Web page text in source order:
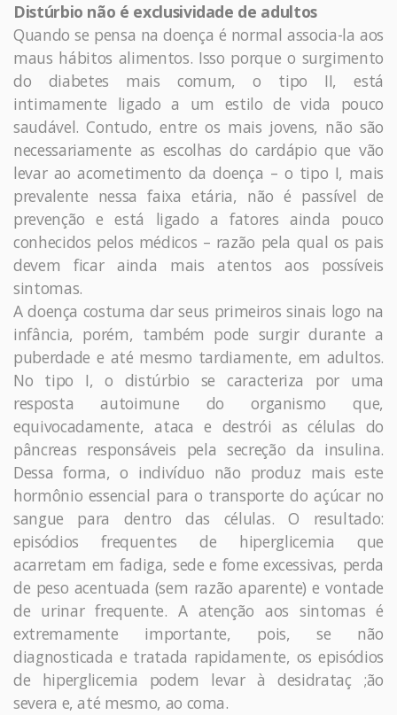
Distúrbio não é exclusividade de adultos
Quando se pensa na doença é normal associa-la aos
maus hábitos alimentos. Isso porque o surgimento
do diabetes mais comum, o tipo II, está
intimamente ligado a um estilo de vida pouco
saudável. Contudo, entre os mais jovens, não são
necessariamente as escolhas do cardápio que vão
levar ao acometimento da doença – o tipo I, mais
prevalente nessa faixa etária, não é passível de
prevenção e está ligado a fatores ainda pouco
conhecidos pelos médicos – razão pela qual os pais
devem ficar ainda mais atentos aos possíveis
sintomas.
A doença costuma dar seus primeiros sinais logo na
infância, porém, também pode surgir durante a
puberdade e até mesmo tardiamente, em adultos.
No tipo I, o distúrbio se caracteriza por uma
resposta autoimune do organismo que,
equivocadamente, ataca e destrói as células do
pâncreas responsáveis pela secreção da insulina.
Dessa forma, o indivíduo não produz mais este
hormônio essencial para o transporte do açúcar no
sangue para dentro das células. O resultado:
episódios frequentes de hiperglicemia que
acarretam em fadiga, sede e fome excessivas, perda
de peso acentuada (sem razão aparente) e vontade
de urinar frequente. A atenção aos sintomas é
extremamente importante, pois, se não
diagnosticada e tratada rapidamente, os episódios
de hiperglicemia podem levar à desidrataç ;ão
severa e, até mesmo, ao coma.